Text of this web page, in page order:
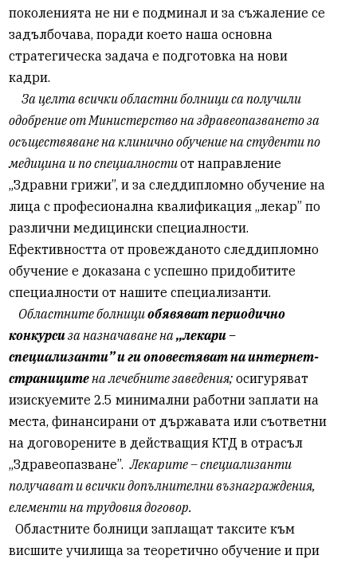
поколенията не ни е подминал и за съжаление се
задълбочава, поради което наша основна
стратегическа задача е подготовка на нови
кадри.
За целта всички областни болници са получили
одобрение от Министерство на здравеопазването за
осъществяване на клинично обучение на студенти по
медицина и по специалностиот направление
„Здравни грижи”, и за следдипломно обучение на
лица с професионална квалификация „лекар” по
различни медицински специалности.
Ефективността от провежданото следдипломно
обучение е доказана с успешно придобитите
специалности от нашите специализанти.
Областните болнициобявяват периодично
конкурсиза назначаване на„лекари –
специализанти” и ги оповестяват на интернет-
страницитена лечебните заведения; осигуряват
изискуемите 2.5 минимални работни заплати на
места, финансирани от държавата или съответни
на договорените в действащия КТД в отрасъл
„Здравеопазване”.Лекарите – специализанти
получават и всички допълнителни възнаграждения,
елементи на трудовия договор.
Областните болници заплащат таксите към
висшите училища за теоретично обучение и при